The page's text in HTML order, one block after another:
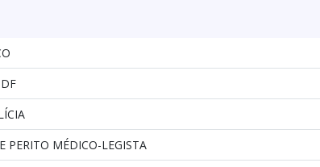
PERITO MÉDICO-LEGISTA